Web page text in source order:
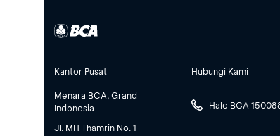
Kantor Pusat
Menara BCA, Grand
Indonesia
Jl. MH Thamrin No. 1
Hubungi Kami
Halo BCA